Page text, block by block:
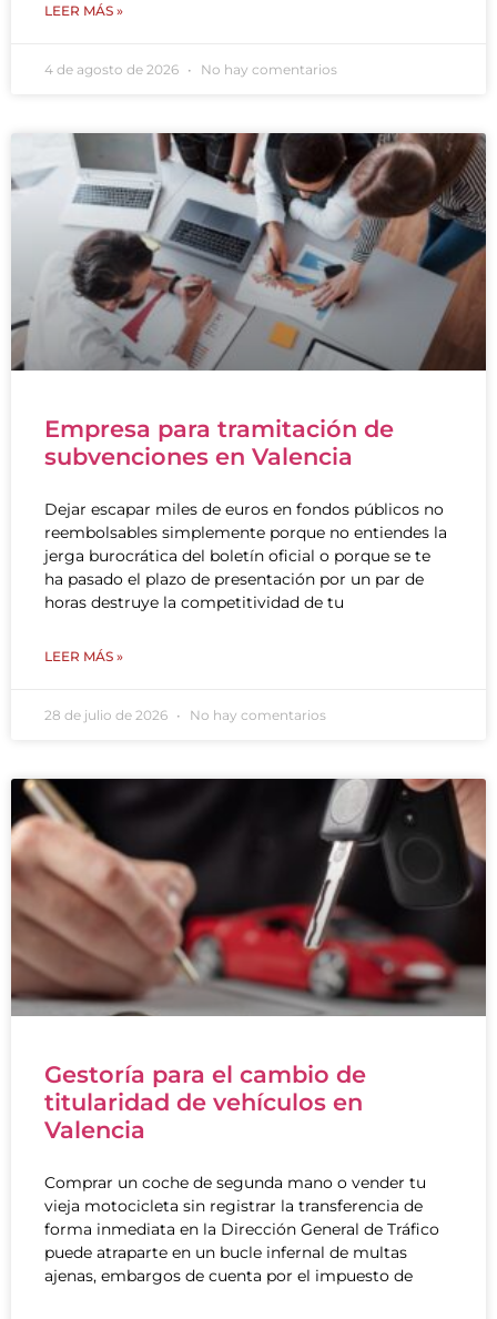
LEER MÁS »
4 de agosto de 2026 No hay comentarios
Empresa para tramitación de
subvenciones en Valencia
Dejar escapar miles de euros en fondos públicos no
reembolsables simplemente porque no entiendes la
jerga burocrática del boletín oficial o porque se te
ha pasado el plazo de presentación por un par de
horas destruye la competitividad de tu
LEER MÁS »
28 de julio de 2026 No hay comentarios
Gestoría para el cambio de
titularidad de vehículos en
Valencia
Comprar un coche de segunda mano o vender tu
vieja motocicleta sin registrar la transferencia de
forma inmediata en la Dirección General de Tráfico
puede atraparte en un bucle infernal de multas
ajenas, embargos de cuenta por el impuesto de